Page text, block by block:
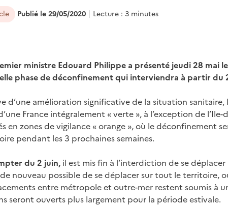
Publié le 29/05/2020 Lecture : 3 minutes
ministre Edouard Philippe a présenté jeudi 28 mai
phase de déconfinement qui interviendra à partir du
d’une amélioration significative de la situation
France intégralement « verte », à l’exception de
en zones de vigilance « orange », où le déconfinement
pendant les 3 prochaines semaines.
du 2 juin, il est mis fin à l’interdiction de se
nouveau possible de se déplacer sur tout le territoire,
entre métropole et outre-mer restent soumis à
seront ouverts plus largement pour la période estivale.